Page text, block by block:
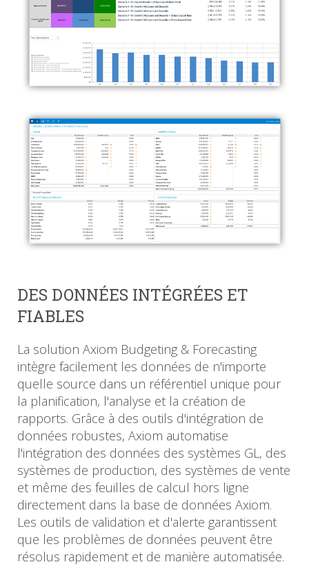
DES DONNÉES INTÉGRÉES ET
FIABLES
La solution Axiom Budgeting & Forecasting
intègre facilement les données de n'importe
quelle source dans un référentiel unique pour
la planification, l'analyse et la création de
rapports. Grâce à des outils d'intégration de
données robustes, Axiom automatise
l'intégration des données des systèmes GL, des
systèmes de production, des systèmes de vente
et même des feuilles de calcul hors ligne
directement dans la base de données Axiom.
Les outils de validation et d'alerte garantissent
que les problèmes de données peuvent être
résolus rapidement et de manière automatisée.